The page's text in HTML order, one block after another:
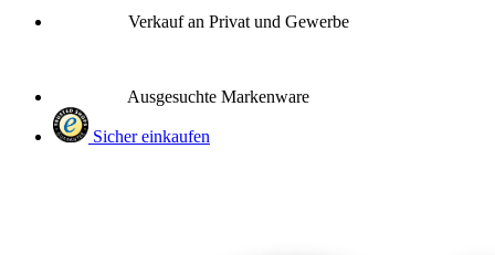
Verkauf an Privat und Gewerbe
Ausgesuchte Markenware
Sicher einkaufen